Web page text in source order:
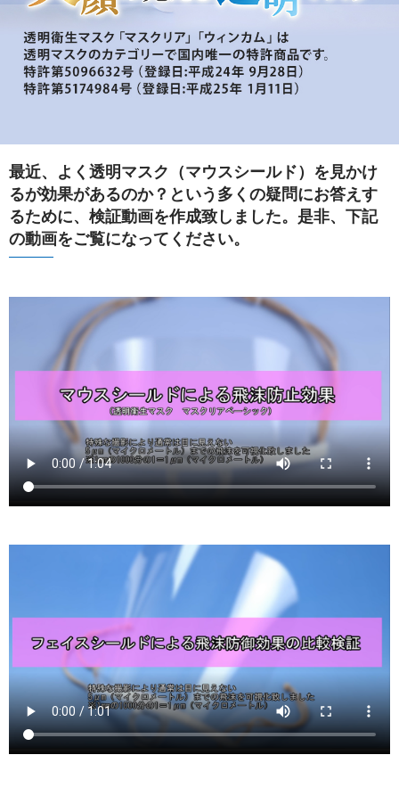
最近、よく透明マスク（マウスシールド）を見かけ
るが効果があるのか？という多くの疑問にお答えす
るために、検証動画を作成致しました。是非、下記
の動画をご覧になってください。